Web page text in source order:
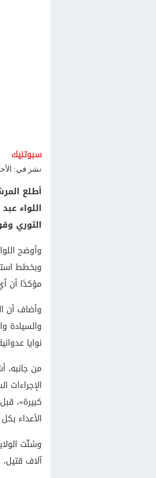
سبوتنيك
نشر في: الأحد 10 مايو 2026 - 3:04 م | آخر تحديث: الأحد 10 مايو
أطلع
اللواء
الثوري
وأوضح
وبخطط
مؤكدًا أن
وأضاف أن
والسيادة
نوايا
من جانبه،
الإجراءات
كبيرة»،
الأعداء
آلاف قتيل، وفي 8 أبريل الماضي، أعلنت واشنطن وطهران،